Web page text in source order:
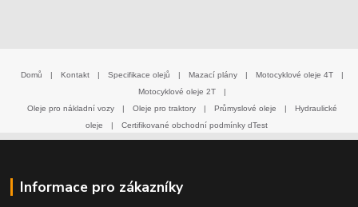
Domů | Kontakt | Specifikace olejů | Mazací plány | Motocyklové oleje 4T
|
Motocyklové oleje 2T
|
Oleje pro nákladní vozy
| Oleje pro traktory | Průmyslové oleje |
Hydraulické
oleje
| Certifikované obchodní podmínky dTest
Informace pro zákazníky